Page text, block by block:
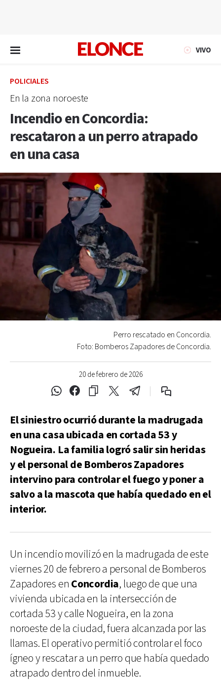
VIVO
POLICIALES
En la zona noroeste
Incendio en Concordia:
rescataron a un perro atrapado
en una casa
20 de febrero de 2026
Perro rescatado en Concordia.
Foto: Bomberos Zapadores de Concordia.
El siniestro ocurrió durante la madrugada
en una casa ubicada en cortada 53 y
Nogueira. La familia logró salir sin heridas
y el personal de Bomberos Zapadores
intervino para controlar el fuego y poner a
salvo a la mascota que había quedado en el
interior.
Un incendio movilizó en la madrugada de este
viernes 20 de febrero a personal de Bomberos
Zapadores en Concordia, luego de que una
vivienda ubicada en la intersección de
cortada 53 y calle Nogueira, en la zona
noroeste de la ciudad, fuera alcanzada por las
llamas. El operativo permitió controlar el foco
ígneo y rescatar a un perro que había quedado
atrapado dentro del inmueble.